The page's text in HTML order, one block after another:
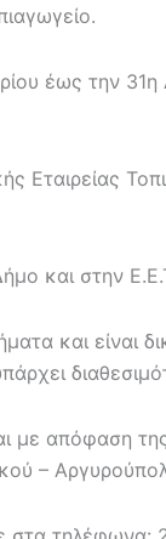
έως την
Εταιρείας
και στην
και
απόφαση
–